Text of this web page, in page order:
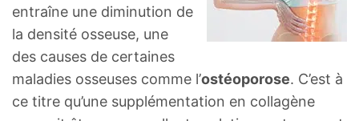
entraîne une diminution de
la densité osseuse, une
des causes de certaines
maladies osseuses comme l’ostéoporose. C’est à
ce titre qu’une supplémentation en collagène